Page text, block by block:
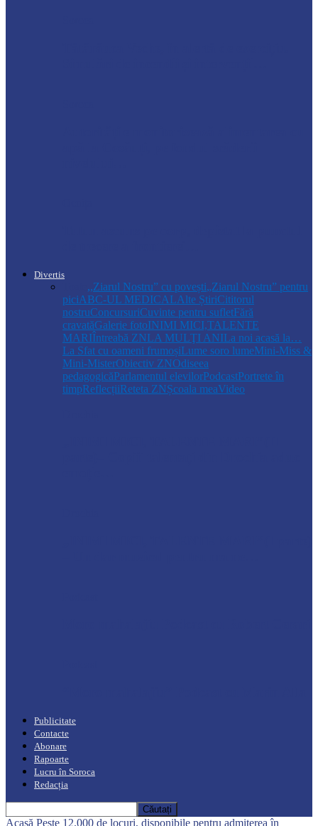
Divertis
,,Ziarul Nostru” cu povești„Ziarul Nostru” pentru
piciABC-UL MEDICALAlte ȘtiriCititorul
nostruConcursuriCuvinte pentru sufletFără
cravatăGalerie fotoINIMI MICI,TALENTE
MARIÎntreabă ZNLA MULŢI ANILa noi acasă la…
La Sfat cu oameni frumoșiLume soro lumeMini-Miss &
Mini-MisterObiectiv ZNOdiseea
pedagogicăParlamentul elevilorPodcastPortrete în
timpReflecțiiReteta ZNȘcoala meaVideo
Publicitate
Contacte
Abonare
Rapoarte
Lucru în Soroca
Redacția
Acasă Peste 12.000 de locuri, disponibile pentru admiterea în